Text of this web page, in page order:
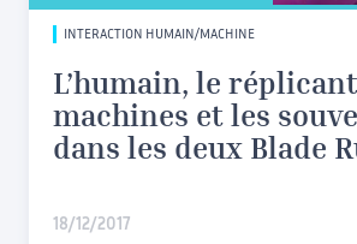
INTERACTION HUMAIN/MACHINE
L’humain, le
machines et les
dans les deux Blade
18/12/2017